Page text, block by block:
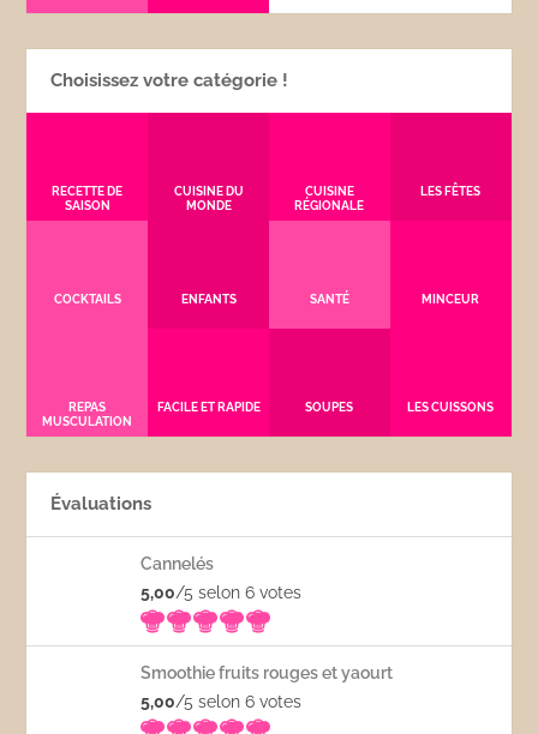
Choisissez votre catégorie !
RECETTE DE
SAISON
CUISINE DU
MONDE
CUISINE
RÉGIONALE
LES FÊTES
COCKTAILS ENFANTS SANTÉ MINCEUR
REPAS
MUSCULATION
FACILE ET RAPIDE SOUPES LES CUISSONS
Évaluations
Cannelés
5,00/5 selon 6votes
Smoothie fruits rouges et yaourt
5,00/5 selon 6votes